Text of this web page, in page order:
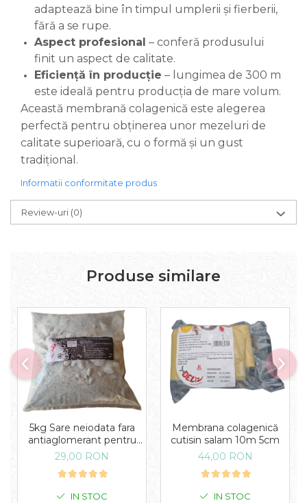
adaptează bine în timpul umplerii și fierberii,
fără a se rupe.
Aspect profesional – conferă produsului
finit un aspect de calitate.
Eficiență în producție – lungimea de 300 m
este ideală pentru producția de mare volum.
Această membrană colagenică este alegerea
perfectă pentru obținerea unor mezeluri de
calitate superioară, cu o formă și un gust
tradițional.
Informatii conformitate produs
Review-uri (0)
Produse similare
5kg Sare neiodata fara
antiaglomerant pentru
muraturi
29,00 RON
IN STOC
Membrana colagenică
cutisin salam 10m 5cm
44,00 RON
IN STOC